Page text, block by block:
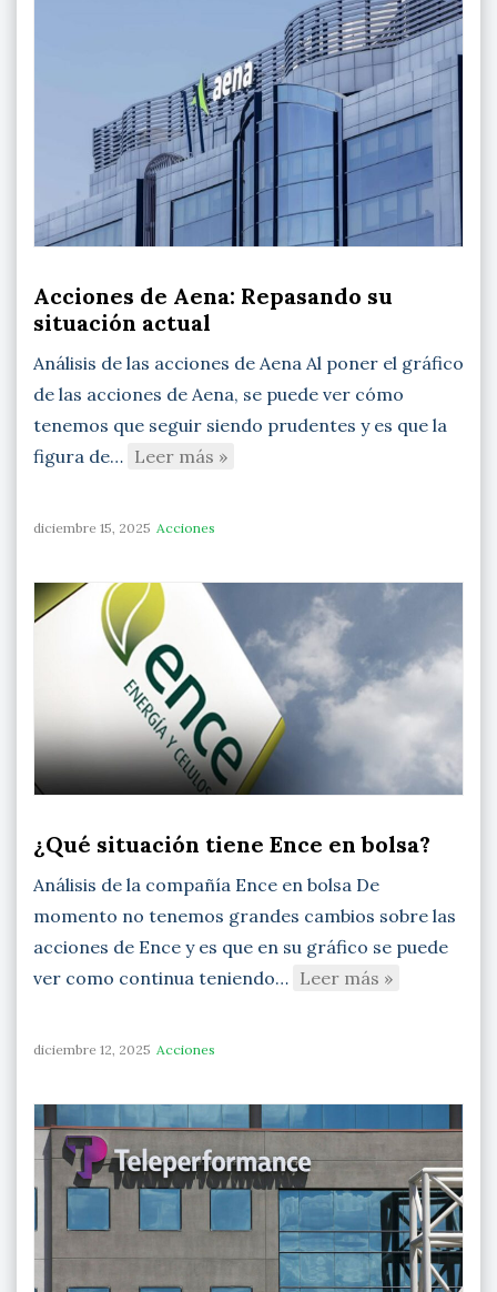
Acciones de Aena: Repasando su
situación actual
Análisis de las acciones de Aena Al poner el gráfico
de las acciones de Aena, se puede ver cómo
tenemos que seguir siendo prudentes y es que la
figura de… Leer más »
diciembre 15, 2025 Acciones
¿Qué situación tiene Ence en bolsa?
Análisis de la compañía Ence en bolsa De
momento no tenemos grandes cambios sobre las
acciones de Ence y es que en su gráfico se puede
ver como continua teniendo… Leer más »
diciembre 12, 2025 Acciones